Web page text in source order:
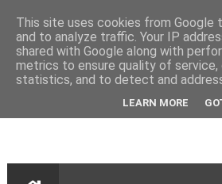
This site uses cookies from Google
and to analyze traffic. Your IP
shared with Google along with
metrics to ensure quality of service,
statistics, and to detect and
LEARN MORE